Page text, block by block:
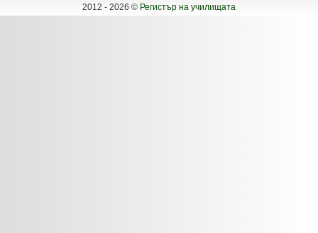
2012 - 2026 © Регистър на училищата